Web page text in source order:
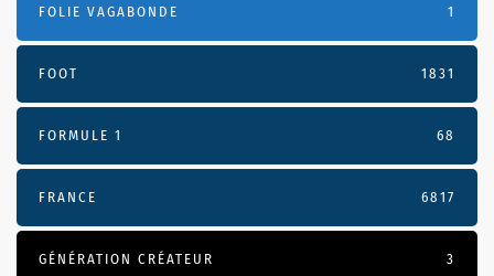
FOLIE VAGABONDE 1
FOOT 1831
FORMULE 1 68
FRANCE 6817
GÉNÉRATION CRÉATEUR 3